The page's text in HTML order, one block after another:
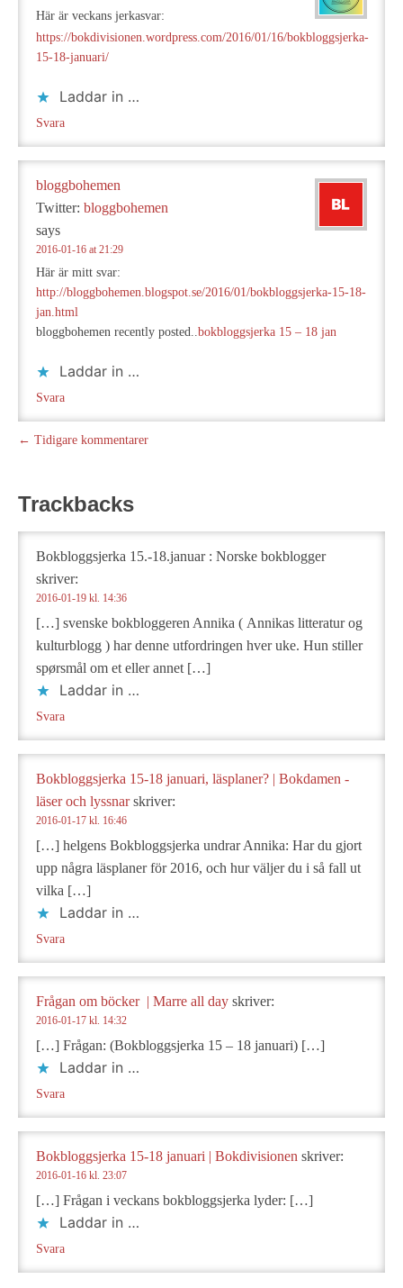
Här är veckans jerkasvar:
https://bokdivisionen.wordpress.com/2016/01/16/bokbloggsjerka-
15-18-januari/
Laddar in …
Svara
bloggbohemen
Twitter: bloggbohemen
says
2016-01-16 at 21:29
Här är mitt svar:
http://bloggbohemen.blogspot.se/2016/01/bokbloggsjerka-15-18-
jan.html
bloggbohemen recently posted..bokbloggsjerka 15 – 18 jan
Laddar in …
Svara
← Tidigare kommentarer
Trackbacks
Bokbloggsjerka 15.-18.januar : Norske bokblogger
skriver:
2016-01-19 kl. 14:36
[…] svenske bokbloggeren Annika ( Annikas litteratur og
kulturblogg ) har denne utfordringen hver uke. Hun stiller
spørsmål om et eller annet […]
Laddar in …
Svara
Bokbloggsjerka 15-18 januari, läsplaner? | Bokdamen -
läser och lyssnar skriver:
2016-01-17 kl. 16:46
[…] helgens Bokbloggsjerka undrar Annika: Har du gjort
upp några läsplaner för 2016, och hur väljer du i så fall ut
vilka […]
Laddar in …
Svara
Frågan om böcker | Marre all day skriver:
2016-01-17 kl. 14:32
[…] Frågan: (Bokbloggsjerka 15 – 18 januari) […]
Laddar in …
Svara
Bokbloggsjerka 15-18 januari | Bokdivisionen skriver:
2016-01-16 kl. 23:07
[…] Frågan i veckans bokbloggsjerka lyder: […]
Laddar in …
Svara